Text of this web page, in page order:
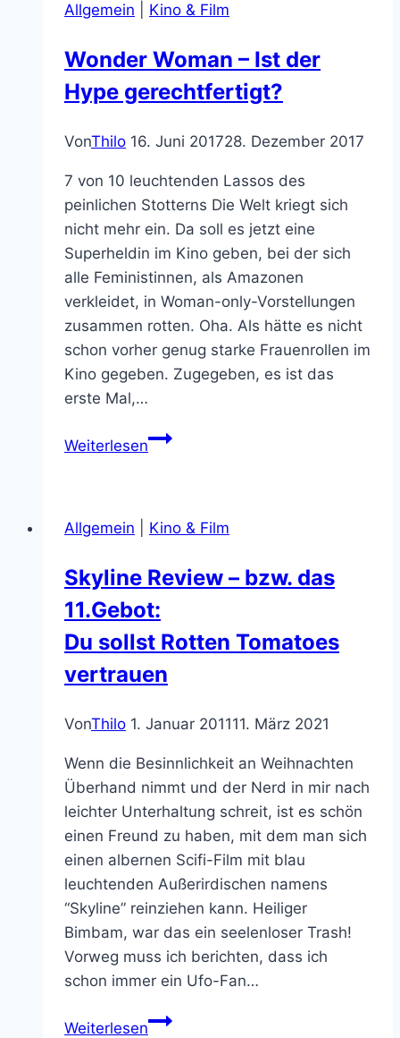
Rüttens
Universum
Allgemein Kino & Film
Wonder Woman – Ist der
Hype gerechtfertigt?
VonThilo 16. Juni 201728. Dezember 2017
7 von 10 leuchtenden Lassos des
peinlichen Stotterns Die Welt kriegt sich
nicht mehr ein. Da soll es jetzt eine
Superheldin im Kino geben, bei der sich
alle Feministinnen, als Amazonen
verkleidet, in Woman-only-Vorstellungen
zusammen rotten. Oha. Als hätte es nicht
schon vorher genug starke Frauenrollen im
Kino gegeben. Zugegeben, es ist das
erste Mal,…
WeiterlesenWonder
der
gerechtfertigt?
Allgemein Kino & Film
Skyline Review – bzw. das
11.Gebot:
Du sollst Rotten Tomatoes
vertrauen
VonThilo 1. Januar 201111. März 2021
Wenn die Besinnlichkeit an Weihnachten
Überhand nimmt und der Nerd in mir nach
leichter Unterhaltung schreit, ist es schön
einen Freund zu haben, mit dem man sich
einen albernen Scifi-Film mit blau
leuchtenden Außerirdischen namens
“Skyline” reinziehen kann. Heiliger
Bimbam, war das ein seelenloser Trash!
Vorweg muss ich berichten, dass ich
schon immer ein Ufo-Fan…
WeiterlesenSkyline